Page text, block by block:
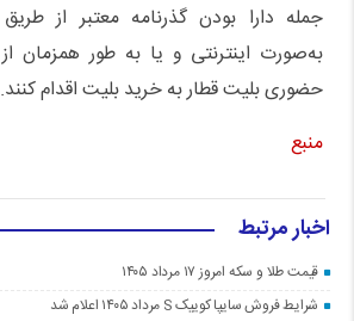
به‌صورت اینترنتی و یا به طور همزمان
حضوری بلیت قطار به خرید بلیت اقدام کنند.
منبع
اخبار مرتبط
قیمت طلا و سکه امروز ۱۷ مرداد ۱۴۰۵
شرایط فروش سایپا کوییک S مرداد ۱۴۰۵ اعلام شد